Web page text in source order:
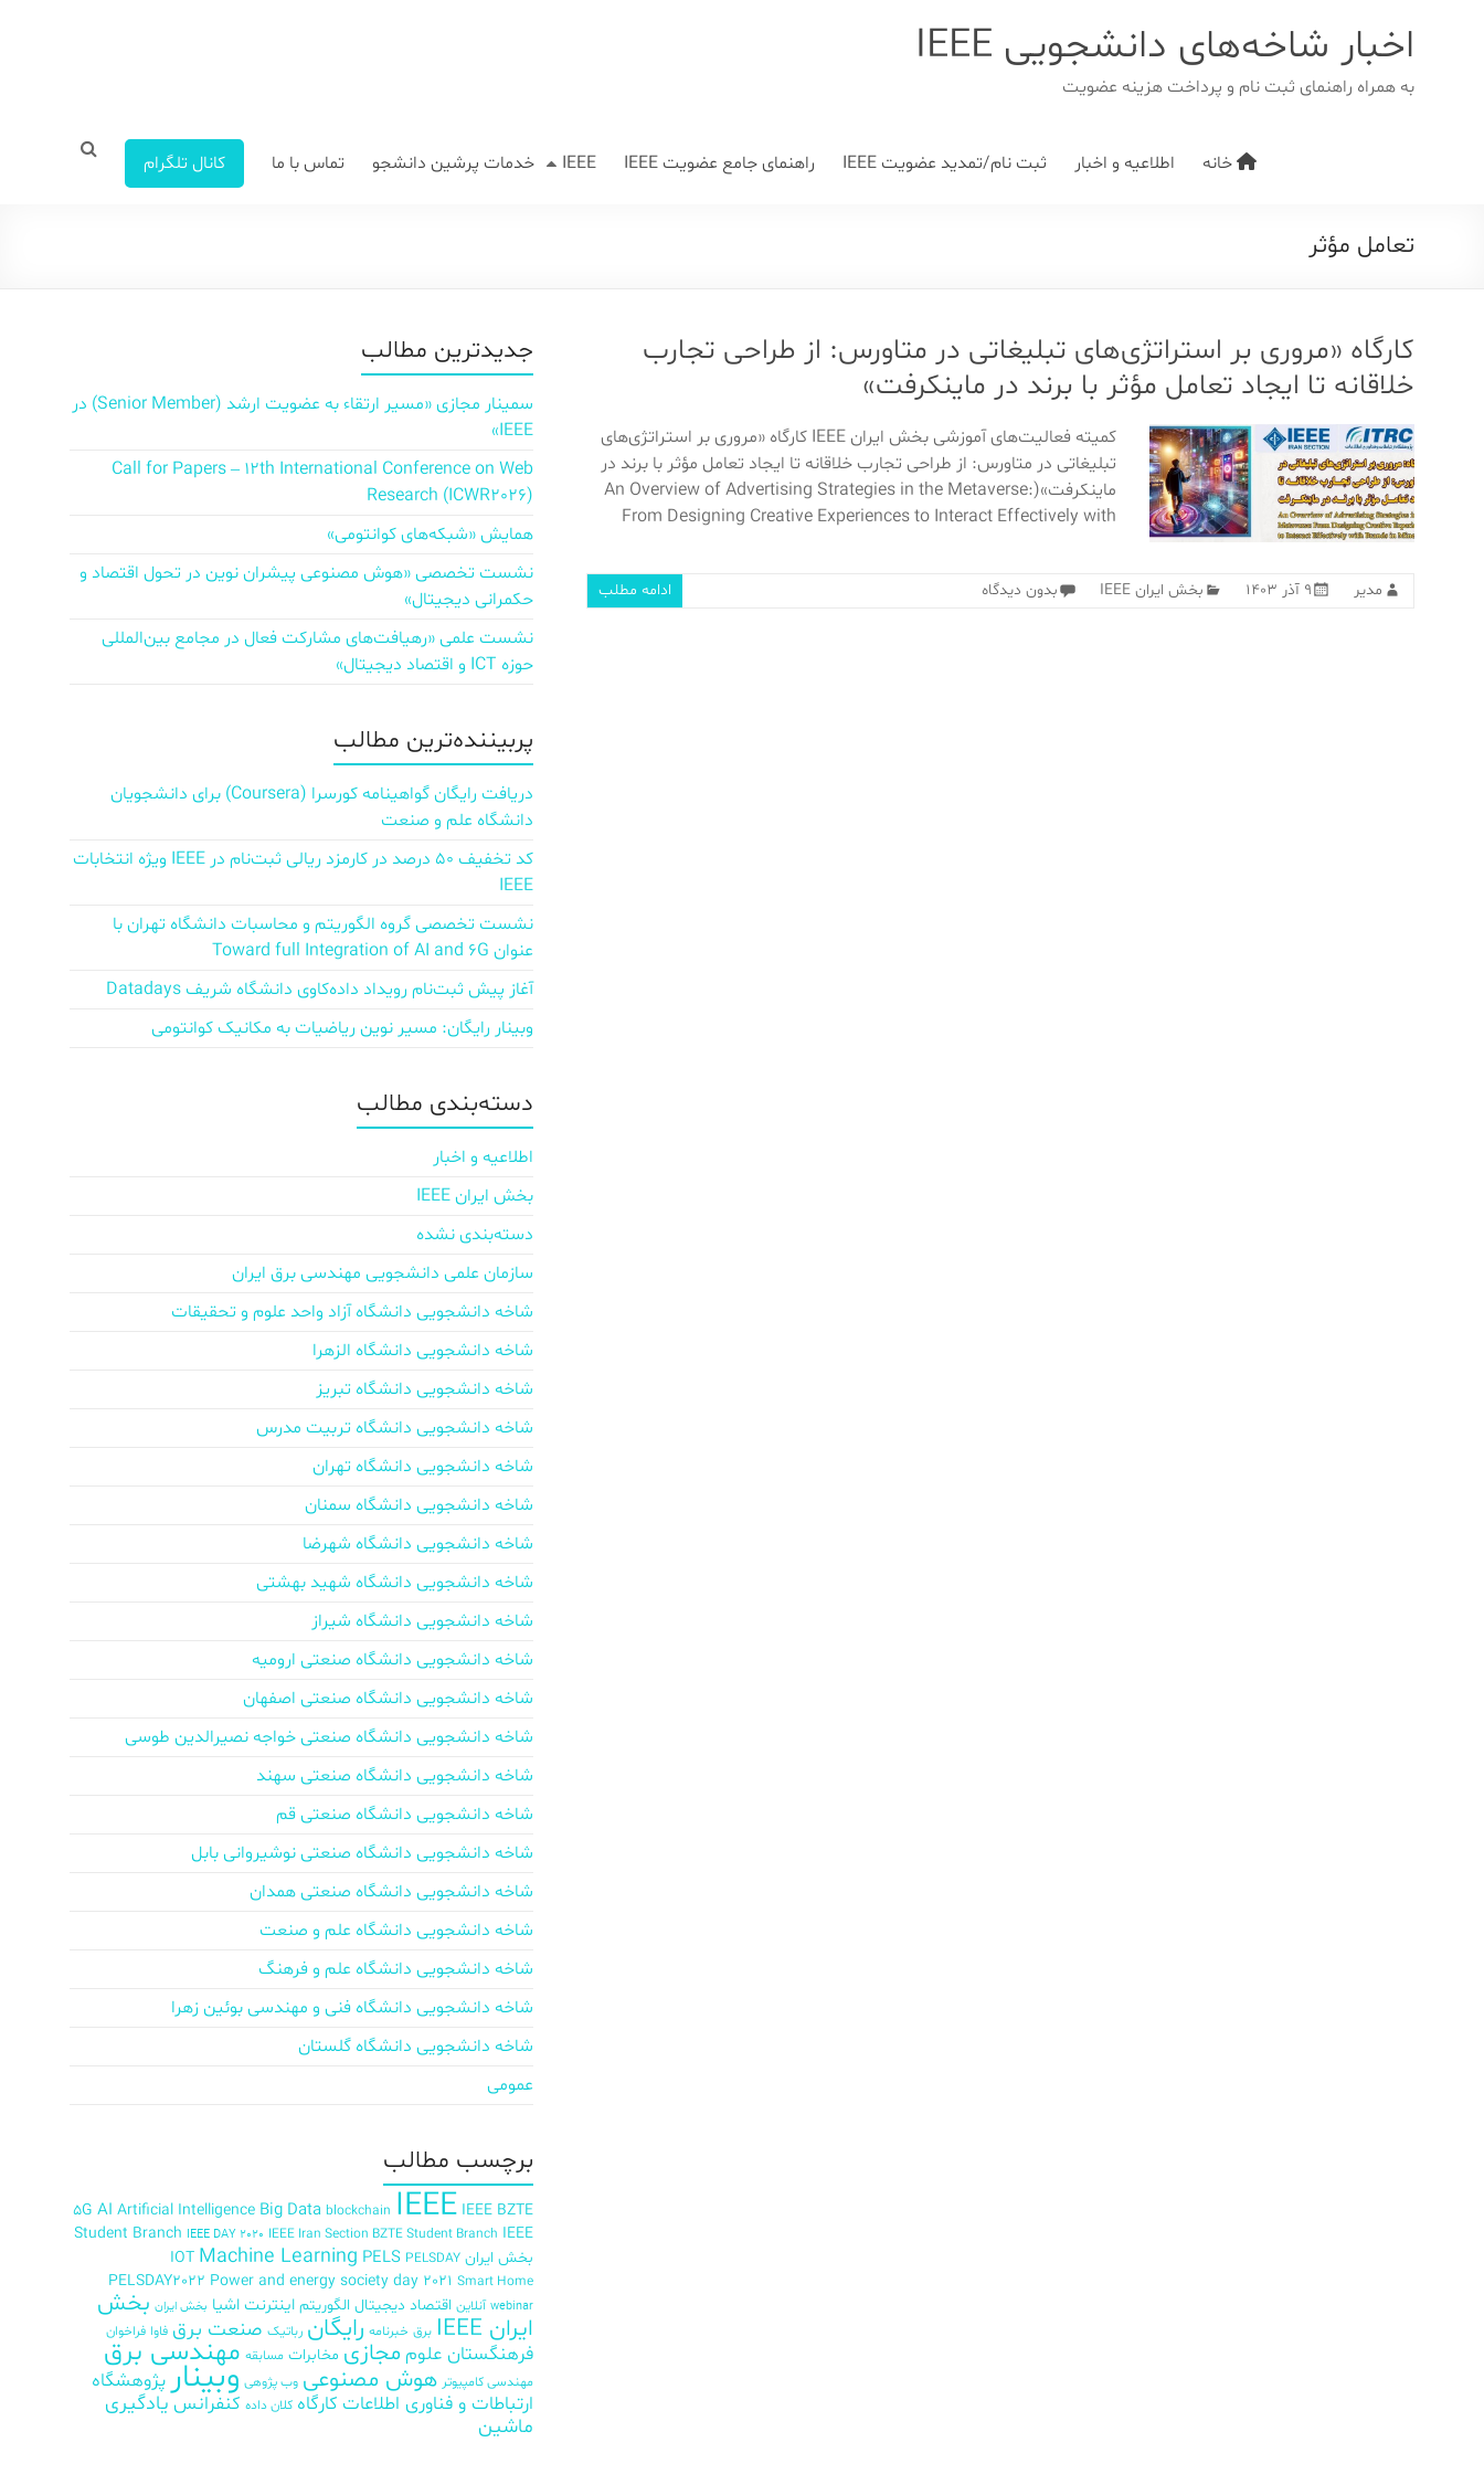
اخبار شاخه‌های دانشجویی IEEE
به همراه راهنمای ثبت نام و پرداخت هزینه عضویت
خانه اطلاعیه و اخبار ثبت نام/تمدید عضویت IEEE راهنمای جامع عضویت IEEE IEEE خدمات پرشین دانشجو تماس با ما کانال تلگرام
تعامل مؤثر
کارگاه «مروری بر استراتژی‌های تبلیغاتی در متاورس: از طراحی تجارب
خلاقانه تا ایجاد تعامل مؤثر با برند در ماینکرفت»
کمیته فعالیت‌های آموزشی بخش ایران IEEE کارگاه «مروری بر استراتژی‌های
تبلیغاتی در متاورس: از طراحی تجارب خلاقانه تا ایجاد تعامل مؤثر با برند در
ماینکرفت»(An Overview of Advertising Strategies in the Metaverse:
From Designing Creative Experiences to Interact Effectively with
مدیر ۹ آذر ۱۴۰۳ بخش ایران IEEE بدون دیدگاه ادامه مطلب
جدیدترین مطالب
سمینار مجازی «مسیر ارتقاء به عضویت ارشد (Senior Member) در
IEEE»
Call for Papers – 12th International Conference on Web
Research (ICWR2026)
همایش «شبکه‌های کوانتومی»
نشست تخصصی «هوش مصنوعی پیشران نوین در تحول اقتصاد و
حکمرانی دیجیتال»
نشست علمی «رهیافت‌های مشارکت فعال در مجامع بین‌المللی
حوزه ICT و اقتصاد دیجیتال»
پربیننده‌ترین مطالب
دریافت رایگان گواهینامه کورسرا (Coursera) برای دانشجویان
دانشگاه علم و صنعت
کد تخفیف ۵۰ درصد در کارمزد ریالی ثبت‌نام در IEEE ویژه انتخابات
IEEE
نشست تخصصی گروه الگوریتم و محاسبات دانشگاه تهران با
عنوان Toward full Integration of AI and 6G
آغاز پیش‌ ثبت‌نام رویداد داده‌کاوی دانشگاه شریف Datadays
وبینار رایگان: مسیر نوین ریاضیات به مکانیک کوانتومی
دسته‌بندی مطالب
اطلاعیه و اخبار
بخش ایران IEEE
دسته‌بندی نشده
سازمان علمی دانشجویی مهندسی برق ایران
شاخه دانشجویی دانشگاه آزاد واحد علوم و تحقیقات
شاخه دانشجویی دانشگاه الزهرا
شاخه دانشجویی دانشگاه تبریز
شاخه دانشجویی دانشگاه تربیت مدرس
شاخه دانشجویی دانشگاه تهران
شاخه دانشجویی دانشگاه سمنان
شاخه دانشجویی دانشگاه شهرضا
شاخه دانشجویی دانشگاه شهید بهشتی
شاخه دانشجویی دانشگاه شیراز
شاخه دانشجویی دانشگاه صنعتی ارومیه
شاخه دانشجویی دانشگاه صنعتی اصفهان
شاخه دانشجویی دانشگاه صنعتی خواجه نصیرالدین طوسی
شاخه دانشجویی دانشگاه صنعتی سهند
شاخه دانشجویی دانشگاه صنعتی قم
شاخه دانشجویی دانشگاه صنعتی نوشیروانی بابل
شاخه دانشجویی دانشگاه صنعتی همدان
شاخه دانشجویی دانشگاه علم و صنعت
شاخه دانشجویی دانشگاه علم و فرهنگ
شاخه دانشجویی دانشگاه فنی و مهندسی بوئین زهرا
شاخه دانشجویی دانشگاه گلستان
عمومی
برچسب‌ مطالب
5G AI Artificial Intelligence Big Data blockchain IEEE IEEE BZTE
Student Branch IEEE DAY 2020 IEEE Iran Section BZTE Student Branch IEEE
بخش ایران
IOT Machine Learning PELS PELSDAY
PELSDAY2022 Power and energy society day 2021 Smart Home
webinar آنلاین اقتصاد دیجیتال الگوریتم اینترنت اشیا بخش ایران بخش
ایران IEEE
برق خبرنامه رایگان رباتیک صنعت برق فاوا فراخوان
فرهنگستان علوم مجازی مخابرات مسابقه مهندسی برق
مهندسی کامپیوتر هوش مصنوعی وب پژوهی وبینارپژوهشگاه
ارتباطات و فناوری اطلاعات کارگاه کلان داده کنفرانس یادگیری
ماشین